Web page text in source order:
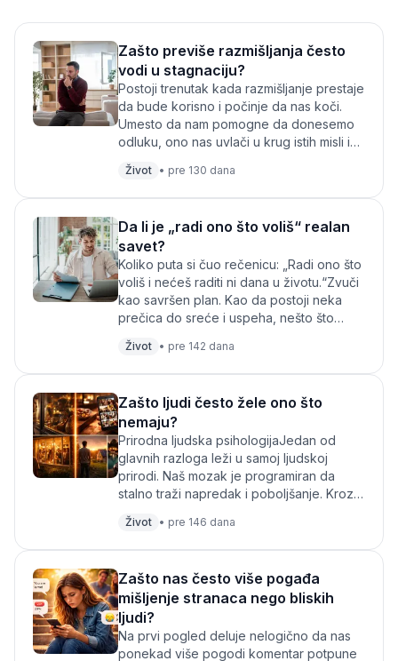
Zašto previše razmišljanja često
vodi u stagnaciju?
Postoji trenutak kada razmišljanje prestaje
da bude korisno i počinje da nas koči.
Umesto da nam pomogne da donesemo
odluku, ono nas uvlači u krug istih misli iz
Život • pre 130 dana
Da li je „radi ono što voliš“ realan
savet?
Koliko puta si čuo rečenicu: „Radi ono što
voliš i nećeš raditi ni dana u životu.“Zvuči
kao savršen plan. Kao da postoji neka
prečica do sreće i uspeha, nešto što
Život • pre 142 dana
Zašto ljudi često žele ono što
nemaju?
Prirodna ljudska psihologijaJedan od
glavnih razloga leži u samoj ljudskoj
prirodi. Naš mozak je programiran da
stalno traži napredak i poboljšanje. Kroz
da...
Život • pre 146 dana
Zašto nas često više pogađa
mišljenje stranaca nego bliskih
ljudi?
Na prvi pogled deluje nelogično da nas
ponekad više pogodi komentar potpune